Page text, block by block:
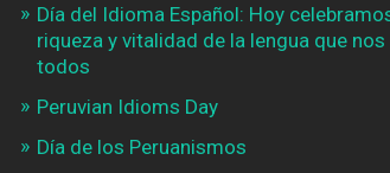
Día del Idioma Español: Hoy
riqueza y vitalidad de la lengua que nos
todos
Peruvian Idioms Day
Día de los Peruanismos